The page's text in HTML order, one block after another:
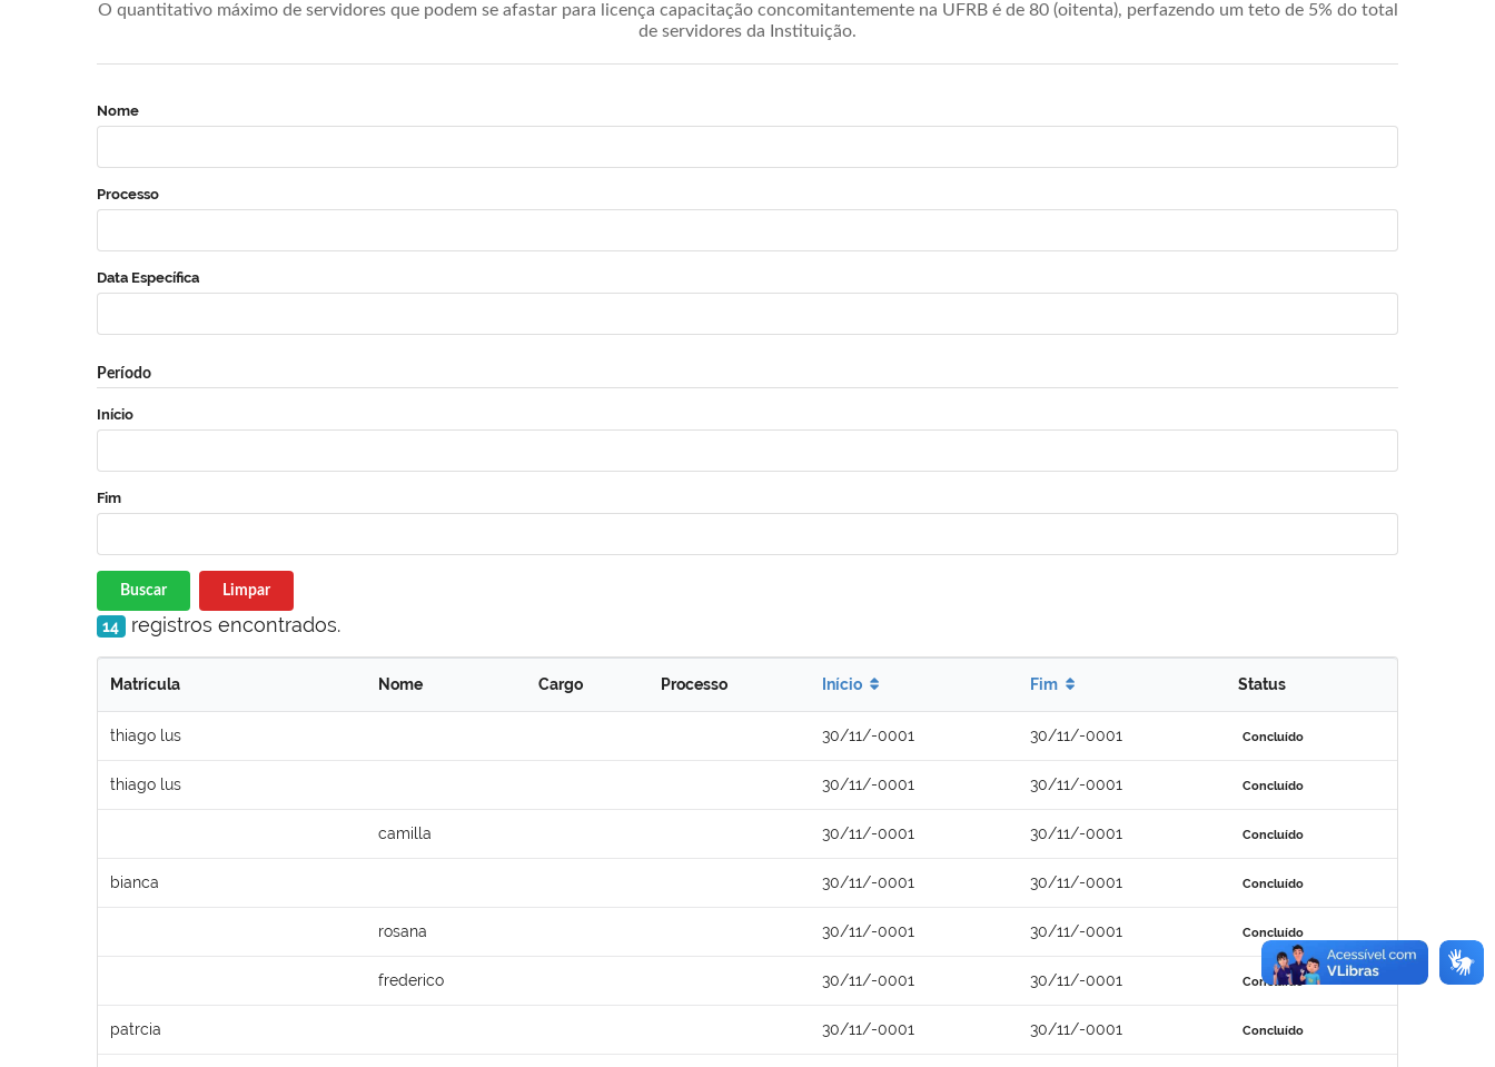
O quantitativo máximo de servidores que podem se afastar para licença capacitação concomitantemente na UFRB é de 80 (oitenta), perfazendo um teto de 5% do total
de servidores da Instituição.
Nome
Processo
Data Específica
Período
Início
Fim
Buscar Limpar
14 registros encontrados.
Matrícula Nome Cargo Processo Início Fim Status
thiago lus 30/11/-0001 30/11/-0001 Concluído
thiago lus 30/11/-0001 30/11/-0001 Concluído
camilla 30/11/-0001 30/11/-0001 Concluído
bianca 30/11/-0001 30/11/-0001 Concluído
rosana 30/11/-0001 30/11/-0001 Concluído
frederico 30/11/-0001 30/11/-0001 Concluído
patrcia 30/11/-0001 30/11/-0001 Concluído